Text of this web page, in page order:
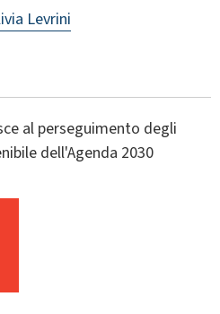
Levrini
al perseguimento degli
dell'Agenda 2030